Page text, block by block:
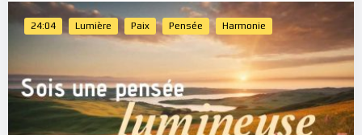
24:04 Lumière Paix Pensée Harmonie